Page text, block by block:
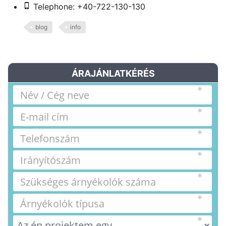
Telephone: +40-722-130-130
blog info
ÁRAJÁNLATKÉRÉS